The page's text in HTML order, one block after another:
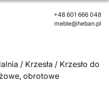
+48 601 666 048
meble@heban.pl
/ Krzesła / Krzesło do
obrotowe